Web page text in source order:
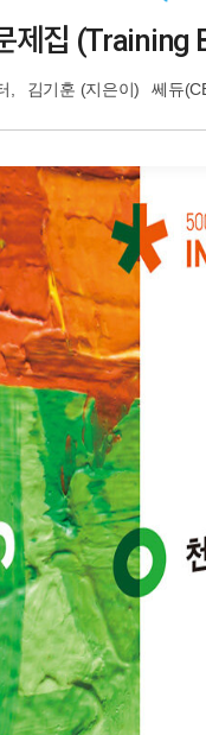
제집 (Training
김기훈 (지은이) 쎄듀